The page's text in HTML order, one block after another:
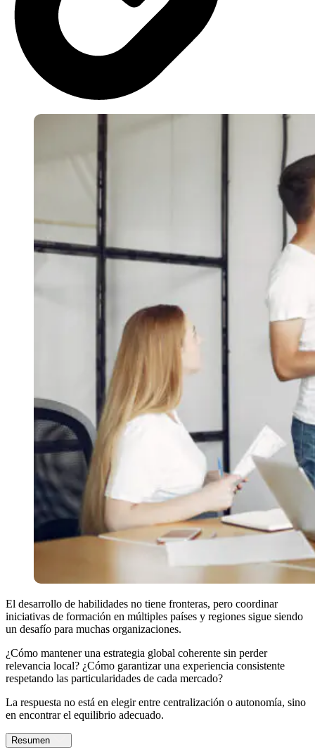
El desarrollo de habilidades no tiene fronteras, pero coordinar
iniciativas de formación en múltiples países y regiones sigue siendo
un desafío para muchas organizaciones.
¿Cómo mantener una estrategia global coherente sin perder
relevancia local? ¿Cómo garantizar una experiencia consistente
respetando las particularidades de cada mercado?
La respuesta no está en elegir entre centralización o autonomía, sino
en encontrar el equilibrio adecuado.
Resumen